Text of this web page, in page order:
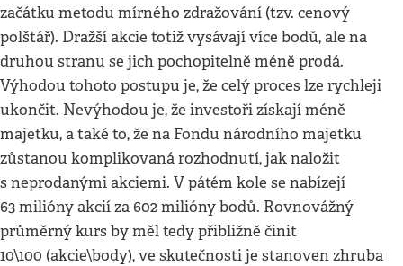
začátku metodu mírného zdražování (tzv. cenový
polštář). Dražší akcie totiž vysávají více bodů, ale na
druhou stranu se jich pochopitelně méně prodá.
Výhodou tohoto postupu je, že celý proces lze rychleji
ukončit. Nevýhodou je, že investoři získají méně
majetku, a také to, že na Fondu národního majetku
zůstanou komplikovaná rozhodnutí, jak naložit
s neprodanými akciemi. V pátém kole se nabízejí
63 milióny akcií za 602 milióny bodů. Rovnovážný
průměrný kurs by měl tedy přibližně činit
10\100 (akcie\body), ve skutečnosti je stanoven zhruba